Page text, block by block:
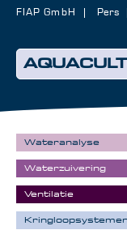
FIAP GmbH Pers
Wateranalyse
Waterzuivering
Ventilatie